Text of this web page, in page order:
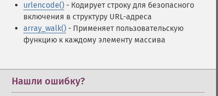
urlencode() - Кодирует строку для безопасного
включения в структуру URL-адреса
array_walk() - Применяет пользовательскую
функцию к каждому элементу массива
Нашли ошибку?